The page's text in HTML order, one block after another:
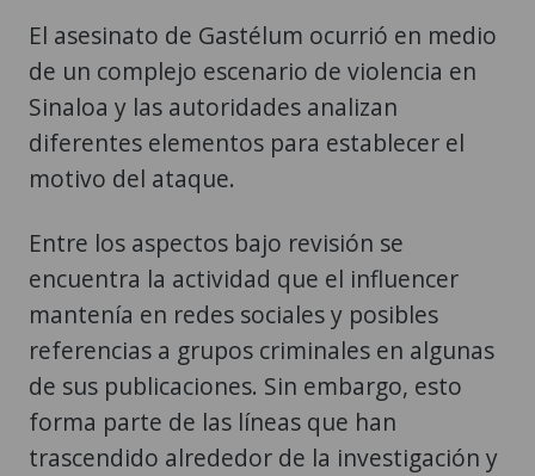
El asesinato de Gastélum ocurrió en medio
de un complejo escenario de violencia en
Sinaloa y las autoridades analizan
diferentes elementos para establecer el
motivo del ataque.
Entre los aspectos bajo revisión se
encuentra la actividad que el influencer
mantenía en redes sociales y posibles
referencias a grupos criminales en algunas
de sus publicaciones. Sin embargo, esto
forma parte de las líneas que han
trascendido alrededor de la investigación y